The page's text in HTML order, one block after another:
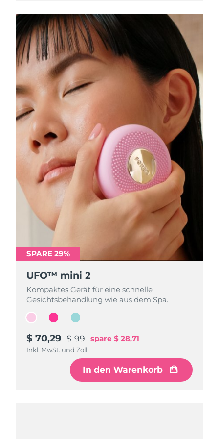
SPARE 29%
UFO™ mini 2
Kompaktes Gerät für eine schnelle
Gesichtsbehandlung wie aus dem Spa.
$ 70,29 $ 99 spare $ 28,71
Inkl. MwSt. und Zoll
In den Warenkorb
SPARE 29%
UFO™ mini 2
Kompaktes Gerät für eine schnelle
Gesichtsbehandlung wie aus dem Spa.
$ 70,29 $ 99 spare $ 28,71
Inkl. MwSt. und Zoll
In den Warenkorb
SPARE 29%
UFO™ mini 2
Kompaktes Gerät für eine schnelle
Gesichtsbehandlung wie aus dem Spa.
$ 70,29 $ 99 spare $ 28,71
Inkl. MwSt. und Zoll
In den Warenkorb